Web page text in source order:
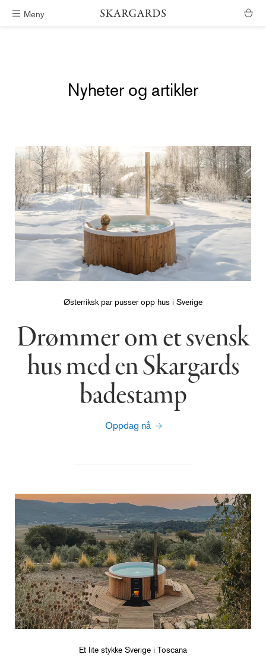
Meny Fri frakt i Sør-Norge
Nyheter og artikler
Østerriksk par pusser opp hus i Sverige
Drømmer om et svensk
hus med en Skargards
badestamp
Oppdag nå
Et lite stykke Sverige i Toscana